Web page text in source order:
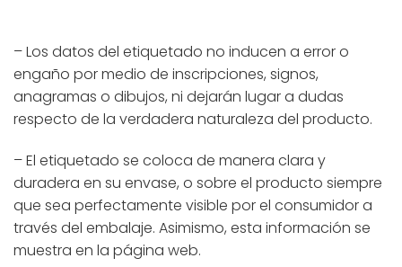
– Los datos del etiquetado no inducen a error o
engaño por medio de inscripciones, signos,
anagramas o dibujos, ni dejarán lugar a dudas
respecto de la verdadera naturaleza del producto.
– El etiquetado se coloca de manera clara y
duradera en su envase, o sobre el producto siempre
que sea perfectamente visible por el consumidor a
través del embalaje. Asimismo, esta información se
muestra en la página web.